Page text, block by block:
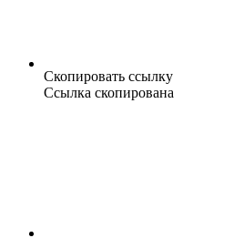
Скопировать ссылку
Ссылка скопирована